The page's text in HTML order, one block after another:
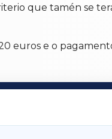
que tamén se
euros e o